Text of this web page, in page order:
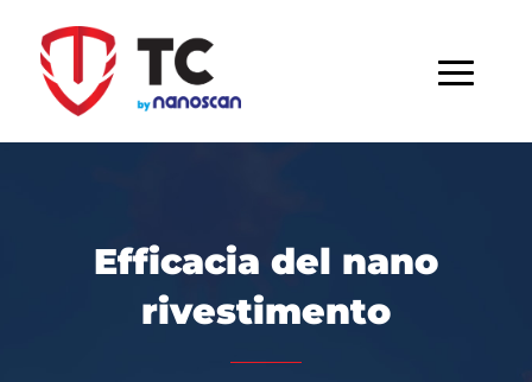
Efficacia del nano
rivestimento